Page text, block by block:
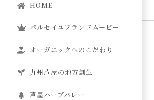
HOME
パルセイユブランドムービー
オーガニックへのこだわり
九州芦屋の地方創生
芦屋ハーブバレー